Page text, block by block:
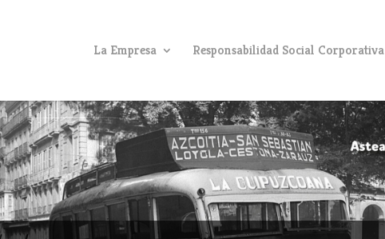
La Empresa Responsabilidad Social Corporativa